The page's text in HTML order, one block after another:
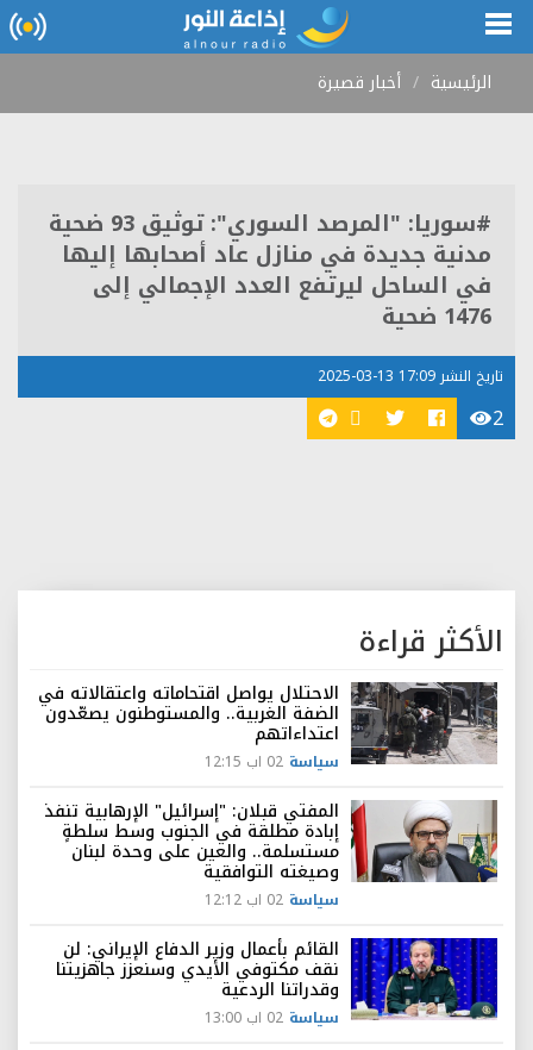
الرئيسية أخبار قصيرة
#سوريا: "المرصد السوري": توثيق 93 ضحية
مدنية جديدة في منازل عاد أصحابها إليها
في الساحل ليرتفع العدد الإجمالي إلى
1476 ضحية
تاريخ النشر 17:09 13-03-2025
2
الأكثر قراءة
الاحتلال يواصل اقتحاماته واعتقالاته في
الضفة الغربية.. والمستوطنون يصعّدون
اعتداءاتهم
سياسة 02 اب 12:15
المفتي قبلان: "إسرائيل" الإرهابية تنفذ
إبادة مطلقة في الجنوب وسط سلطةٍ
مستسلمة.. والعين على وحدة لبنان
وصيغته التوافقية
سياسة 02 اب 12:12
القائم بأعمال وزير الدفاع الإيراني: لن
نقف مكتوفي الأيدي وسنعزز جاهزيتنا
وقدراتنا الردعية
سياسة 02 اب 13:00